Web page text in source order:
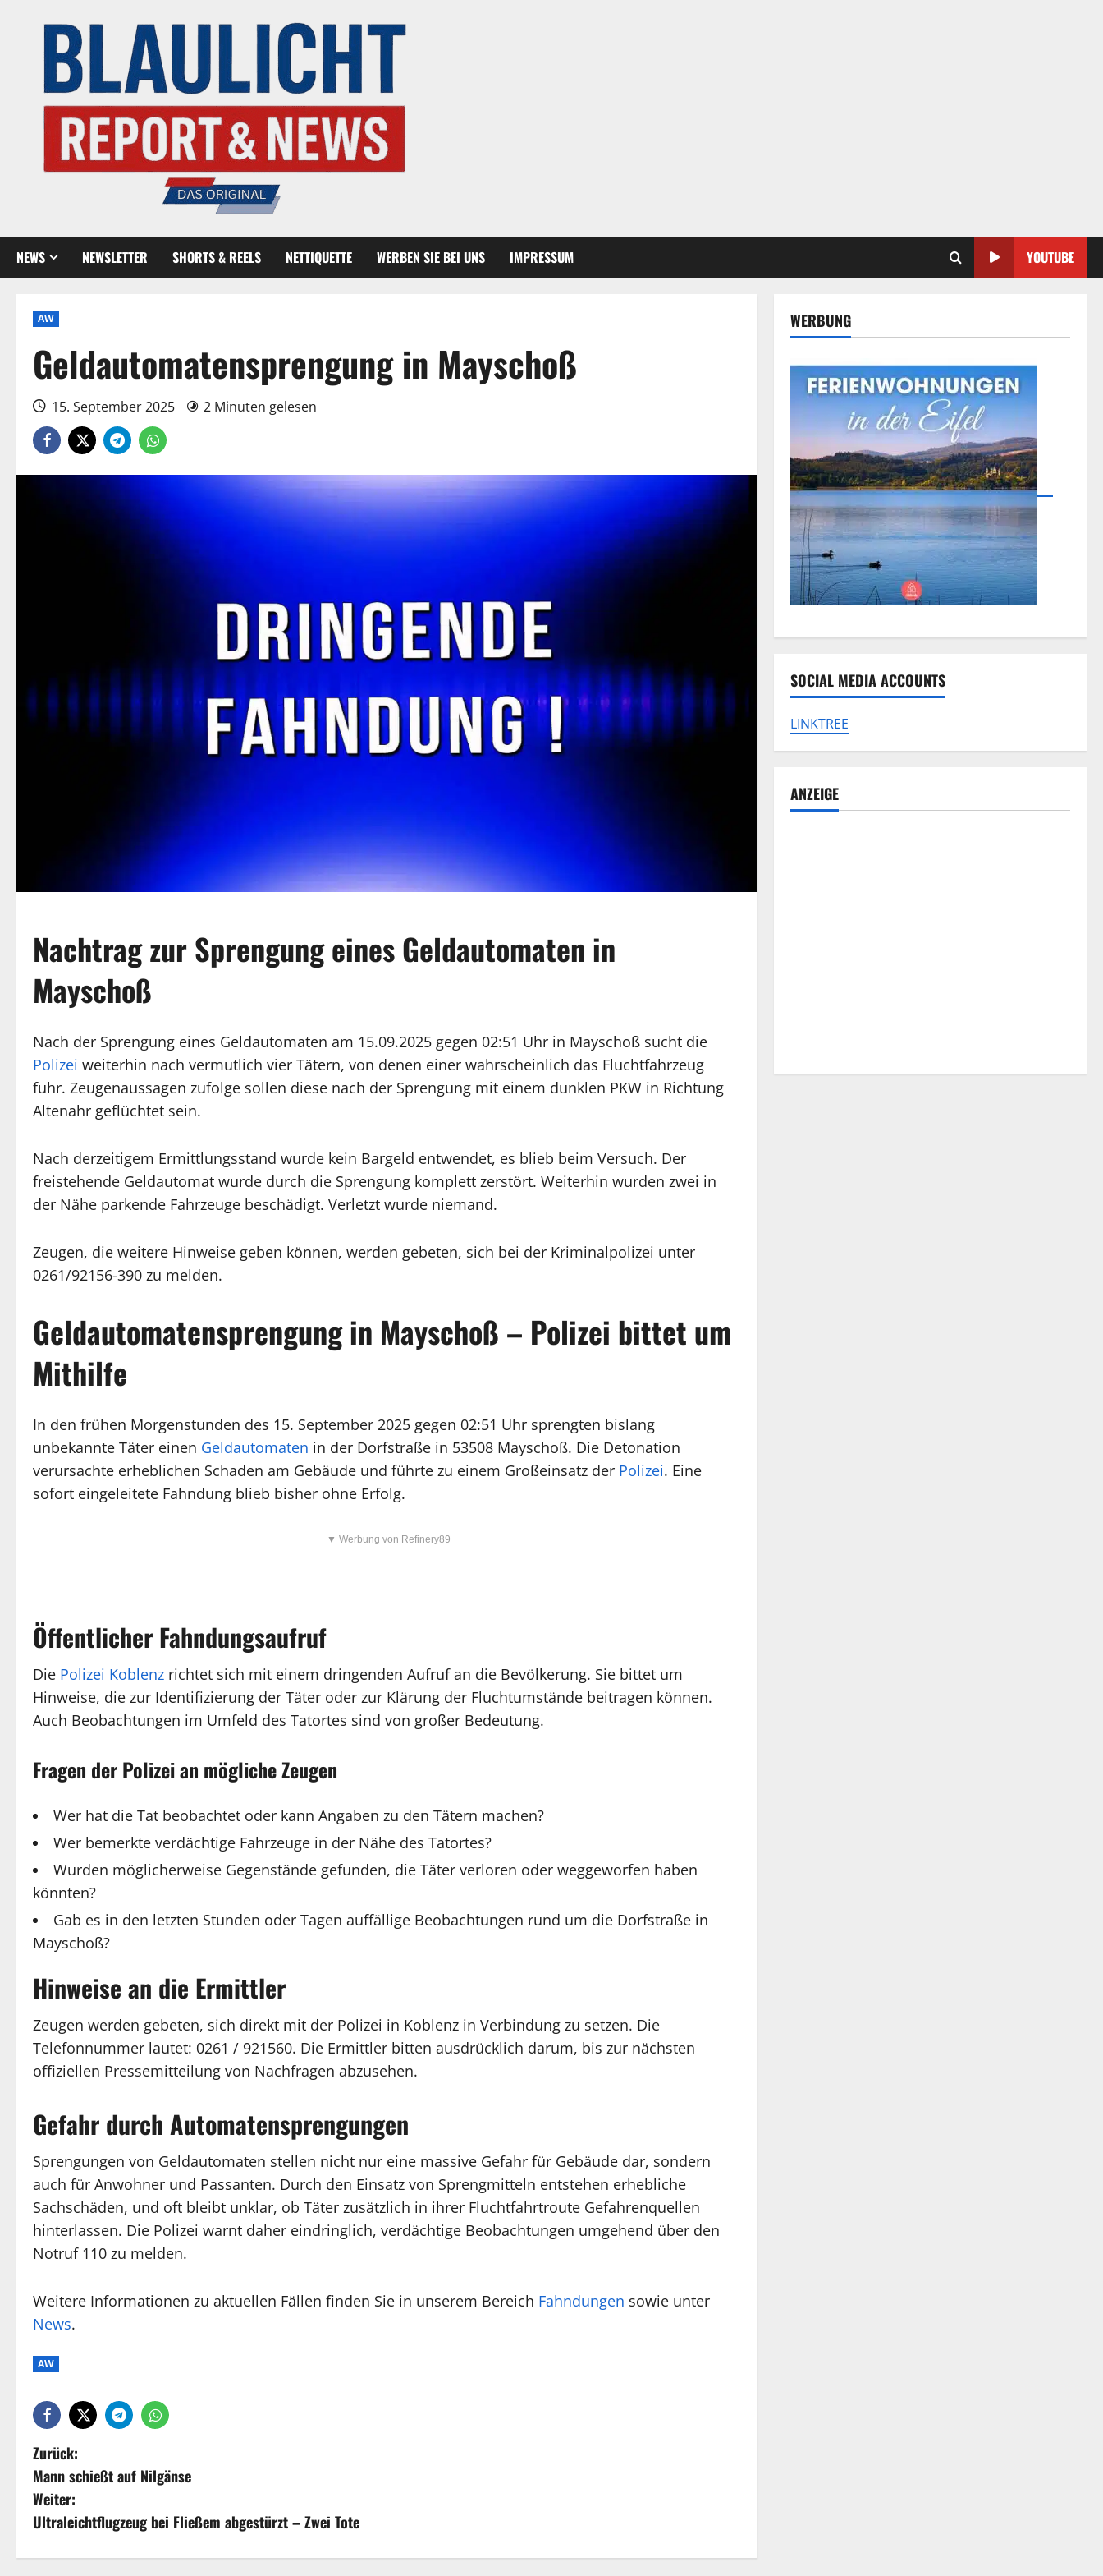
NEWS NEWSLETTER SHORTS & REELS NETTIQUETTE WERBEN SIE BEI UNS IMPRESSUM YOUTUBE
AW
Geldautomatensprengung in Mayschoß
15. September 2025 2 Minuten gelesen
Nachtrag zur Sprengung eines Geldautomaten in
Mayschoß
Nach der Sprengung eines Geldautomaten am 15.09.2025 gegen 02:51 Uhr in Mayschoß sucht die
Polizei weiterhin nach vermutlich vier Tätern, von denen einer wahrscheinlich das Fluchtfahrzeug
fuhr. Zeugenaussagen zufolge sollen diese nach der Sprengung mit einem dunklen PKW in Richtung
Altenahr geflüchtet sein.
Nach derzeitigem Ermittlungsstand wurde kein Bargeld entwendet, es blieb beim Versuch. Der
freistehende Geldautomat wurde durch die Sprengung komplett zerstört. Weiterhin wurden zwei in
der Nähe parkende Fahrzeuge beschädigt. Verletzt wurde niemand.
Zeugen, die weitere Hinweise geben können, werden gebeten, sich bei der Kriminalpolizei unter
0261/92156-390 zu melden.
Geldautomatensprengung in Mayschoß – Polizei bittet um
Mithilfe
In den frühen Morgenstunden des 15. September 2025 gegen 02:51 Uhr sprengten bislang
unbekannte Täter einen Geldautomaten in der Dorfstraße in 53508 Mayschoß. Die Detonation
verursachte erheblichen Schaden am Gebäude und führte zu einem Großeinsatz der Polizei. Eine
sofort eingeleitete Fahndung blieb bisher ohne Erfolg.
▼ Werbung von Refinery89
Öffentlicher Fahndungsaufruf
Die Polizei Koblenz richtet sich mit einem dringenden Aufruf an die Bevölkerung. Sie bittet um
Hinweise, die zur Identifizierung der Täter oder zur Klärung der Fluchtumstände beitragen können.
Auch Beobachtungen im Umfeld des Tatortes sind von großer Bedeutung.
Fragen der Polizei an mögliche Zeugen
Wer hat die Tat beobachtet oder kann Angaben zu den Tätern machen?
Wer bemerkte verdächtige Fahrzeuge in der Nähe des Tatortes?
Wurden möglicherweise Gegenstände gefunden, die Täter verloren oder weggeworfen haben
könnten?
Gab es in den letzten Stunden oder Tagen auffällige Beobachtungen rund um die Dorfstraße in
Mayschoß?
Hinweise an die Ermittler
Zeugen werden gebeten, sich direkt mit der Polizei in Koblenz in Verbindung zu setzen. Die
Telefonnummer lautet: 0261 / 921560. Die Ermittler bitten ausdrücklich darum, bis zur nächsten
offiziellen Pressemitteilung von Nachfragen abzusehen.
Gefahr durch Automatensprengungen
Sprengungen von Geldautomaten stellen nicht nur eine massive Gefahr für Gebäude dar, sondern
auch für Anwohner und Passanten. Durch den Einsatz von Sprengmitteln entstehen erhebliche
Sachschäden, und oft bleibt unklar, ob Täter zusätzlich in ihrer Fluchtfahrtroute Gefahrenquellen
hinterlassen. Die Polizei warnt daher eindringlich, verdächtige Beobachtungen umgehend über den
Notruf 110 zu melden.
Weitere Informationen zu aktuellen Fällen finden Sie in unserem Bereich Fahndungen sowie unter
News.
AW
Zurück:
Mann schießt auf Nilgänse
Weiter:
Ultraleichtflugzeug bei Fließem abgestürzt – Zwei Tote
WERBUNG
SOCIAL MEDIA ACCOUNTS
LINKTREE
ANZEIGE